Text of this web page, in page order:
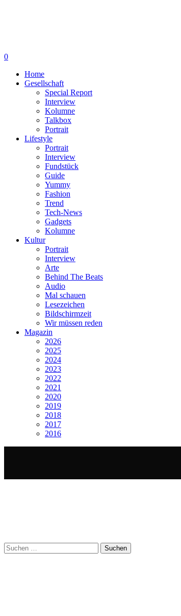
0
Home
Gesellschaft
Special Report
Interview
Kolumne
Talkbox
Portrait
Lifestyle
Portrait
Interview
Fundstück
Guide
Yummy
Fashion
Trend
Tech-News
Gadgets
Kolumne
Kultur
Portrait
Interview
Arte
Behind The Beats
Audio
Mal schauen
Lesezeichen
Bildschirmzeit
Wir müssen reden
Magazin
2026
2025
2024
2023
2022
2021
2020
2019
2018
2017
2016
Suchen
nach: